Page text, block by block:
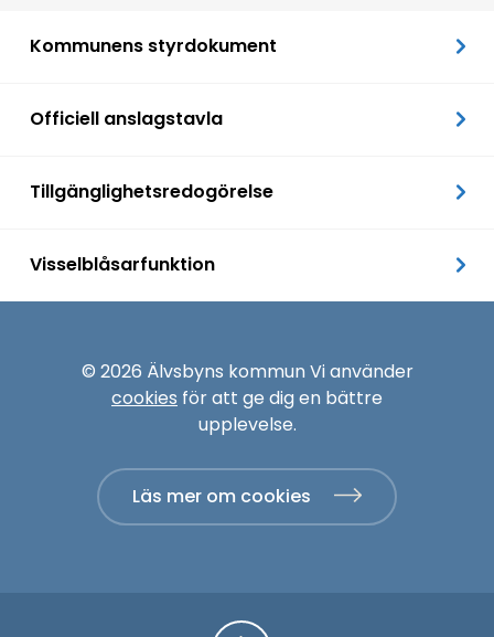
Kommunens styrdokument
Officiell anslagstavla
Tillgänglighetsredogörelse
Visselblåsarfunktion
© 2026 Älvsbyns kommun Vi använder
cookies för att ge dig en bättre
upplevelse.
Läs mer om cookies